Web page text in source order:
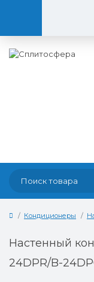
Кондиционеры
Настенный
24DPR/B-